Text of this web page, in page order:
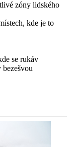
zóny lidského
kde je to
se rukáv
bezešvou